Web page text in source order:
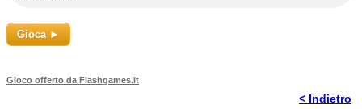
Gioca ►
Gioco offerto da Flashgames.it
< Indietro